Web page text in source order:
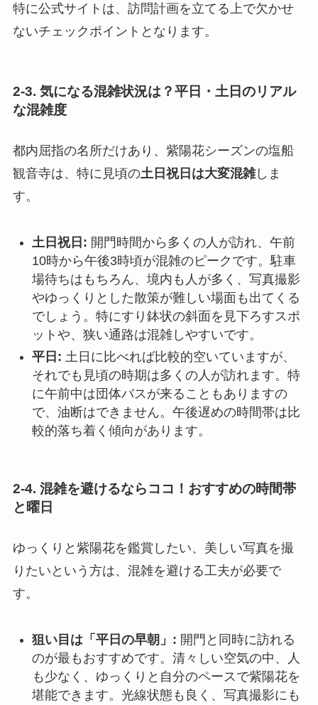
特に公式サイトは、訪問計画を立てる上で欠かせ
ないチェックポイントとなります。
2-3. 気になる混雑状況は？平日・土日のリアル
な混雑度
都内屈指の名所だけあり、紫陽花シーズンの塩船
観音寺は、特に見頃の土日祝日は大変混雑しま
す。
土日祝日: 開門時間から多くの人が訪れ、午前
10時から午後3時頃が混雑のピークです。駐車
場待ちはもちろん、境内も人が多く、写真撮影
やゆっくりとした散策が難しい場面も出てくる
でしょう。特にすり鉢状の斜面を見下ろすスポ
ットや、狭い通路は混雑しやすいです。
平日: 土日に比べれば比較的空いていますが、
それでも見頃の時期は多くの人が訪れます。特
に午前中は団体バスが来ることもありますの
で、油断はできません。午後遅めの時間帯は比
較的落ち着く傾向があります。
2-4. 混雑を避けるならココ！おすすめの時間帯
と曜日
ゆっくりと紫陽花を鑑賞したい、美しい写真を撮
りたいという方は、混雑を避ける工夫が必要で
す。
狙い目は「平日の早朝」: 開門と同時に訪れる
のが最もおすすめです。清々しい空気の中、人
も少なく、ゆっくりと自分のペースで紫陽花を
堪能できます。光線状態も良く、写真撮影にも